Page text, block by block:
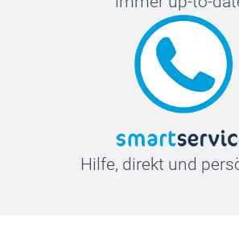
Hilfe, direkt und